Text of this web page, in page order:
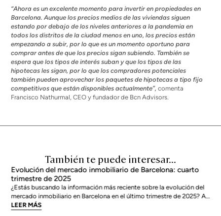
“Ahora es un excelente momento para invertir en propiedades en
Barcelona. Aunque los precios medios de las viviendas siguen
estando por debajo de los niveles anteriores a la pandemia en
todos los distritos de la ciudad menos en uno,los precios están
empezando a subir, por lo que es un momento oportuno para
comprar antes de que los precios sigan subiendo. También se
espera que los tipos de interés suban y que los tipos de las
hipotecas les sigan, por lo que los compradores potenciales
también pueden aprovechar los paquetes de hipotecas a tipo fijo
competitivos que están disponibles actualmente”, comenta
Francisco Nathurmal, CEO y fundador de Bcn Advisors.
También te puede interesar...
Evolución del mercado inmobiliario de Barcelona: cuarto
trimestre de 2025
¿Estás buscando la información más reciente sobre la evolución del
mercado inmobiliario en Barcelona en el último trimestre de 2025? A
continuación, vamos a echar un vistazo a lo que ha sucedido en el
LEER MÁS